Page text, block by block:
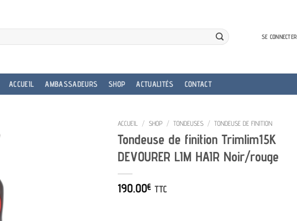
SE CONNECTER
ACCUEIL AMBASSADEURS SHOP ACTUALITÉS CONTACT
ACCUEIL / SHOP / TONDEUSES / TONDEUSE DE FINITION
Tondeuse de finition Trimlim15K
DEVOURER LIM HAIR Noir/rouge
190.00€ TTC